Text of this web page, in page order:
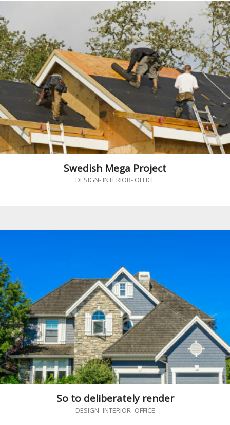
Swedish Mega Project
DESIGN- INTERIOR- OFFICE
So to deliberately render
DESIGN- INTERIOR- OFFICE